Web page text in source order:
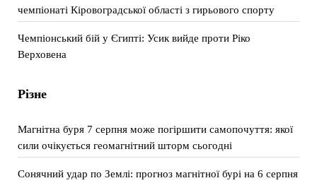
чемпіонаті Кіровоградської області з гирьового спорту
Чемпіонський бій у Єгипті: Усик вийде проти Ріко
Верховена
Різне
Магнітна буря 7 серпня може погіршити самопочуття: якої
сили очікується геомагнітний шторм сьогодні
Сонячний удар по Землі: прогноз магнітної бурі на 6 серпня